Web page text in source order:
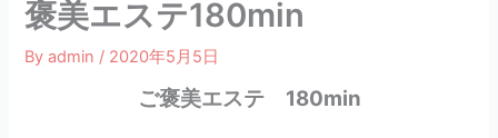
褒美エステ180min
Byadmin / 2020年5月5日
ご褒美エステ 180min